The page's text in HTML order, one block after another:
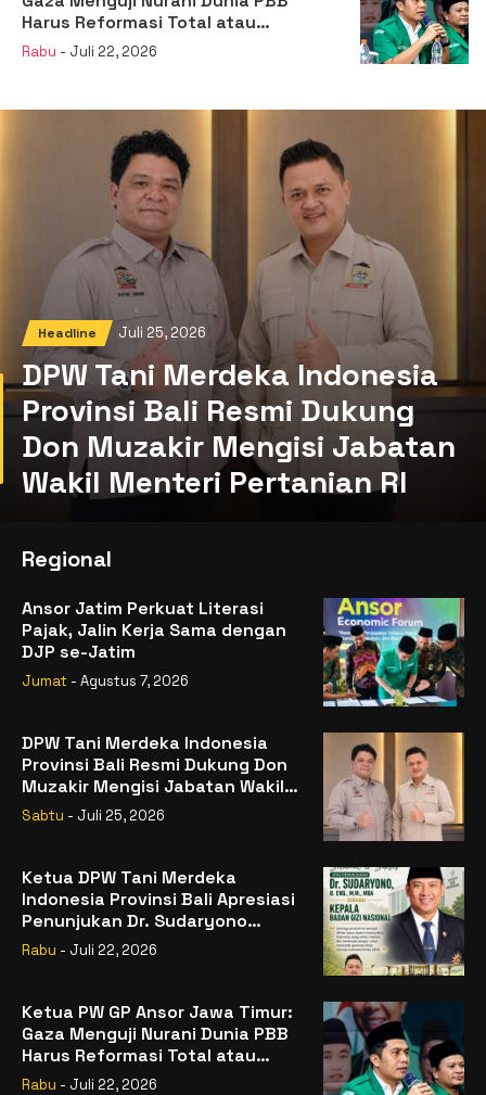
Harus Reformasi Total atau
Kehilangan Legitimasi
Rabu - Juli 22, 2026
Headline Juli 25, 2026
DPW Tani Merdeka Indonesia
Provinsi Bali Resmi Dukung
Don Muzakir Mengisi Jabatan
Wakil Menteri Pertanian RI
Regional
Ansor Jatim Perkuat Literasi
Pajak, Jalin Kerja Sama dengan
DJP se-Jatim
Jumat - Agustus 7, 2026
DPW Tani Merdeka Indonesia
Provinsi Bali Resmi Dukung Don
Muzakir Mengisi Jabatan Wakil
Menteri Pertanian RI
Sabtu - Juli 25, 2026
Ketua DPW Tani Merdeka
Indonesia Provinsi Bali Apresiasi
Penunjukan Dr. Sudaryono
sebagai Kepala Badan Gizi
Rabu - Juli 22, 2026
Ketua PW GP Ansor Jawa Timur:
Gaza Menguji Nurani Dunia PBB
Harus Reformasi Total atau
Kehilangan Legitimasi
Rabu - Juli 22, 2026